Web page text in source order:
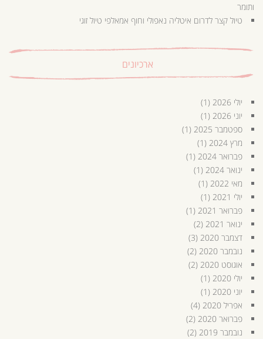
ותומר
טיול קצר לדרום איטליה נאפולי וחוף אמאלפי טיול זוגי
ארכיונים
יולי 2026
(1)
יוני 2026
(1)
ספטמבר 2025
(1)
מרץ 2024
(1)
פברואר 2024
(1)
ינואר 2024
(1)
מאי 2022
(1)
יולי 2021
(1)
פברואר 2021
(1)
ינואר 2021
(2)
דצמבר 2020
(3)
נובמבר 2020
(2)
אוגוסט 2020
(2)
יולי 2020
(1)
יוני 2020
(1)
אפריל 2020
(4)
פברואר 2020
(2)
נובמבר 2019
(2)